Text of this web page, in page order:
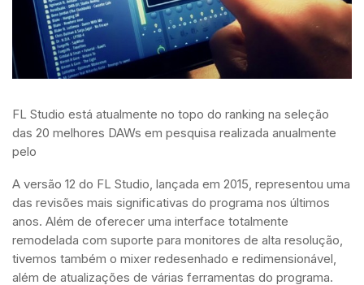
FL Studio está atualmente no topo do ranking na seleção
das 20 melhores DAWs em pesquisa realizada anualmente
pelo
A versão 12 do FL Studio, lançada em 2015, representou uma
das revisões mais significativas do programa nos últimos
anos. Além de oferecer uma interface totalmente
remodelada com suporte para monitores de alta resolução,
tivemos também o mixer redesenhado e redimensionável,
além de atualizações de várias ferramentas do programa.